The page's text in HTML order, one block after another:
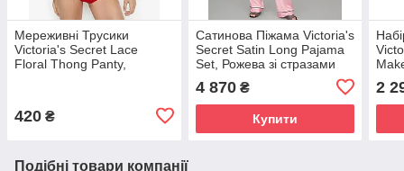
Мереживні Трусики
Victoria's Secret Lace
Floral Thong Panty,
420 ₴
Сатинова Піжама Victoria's
Secret Satin Long Pajama
Set, Рожева зі стразами
4 870₴
Купити
2
Подібні товари компанії